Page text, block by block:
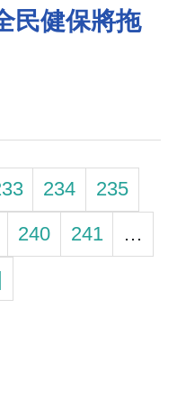
民健保將拖
234
235
240 241
…